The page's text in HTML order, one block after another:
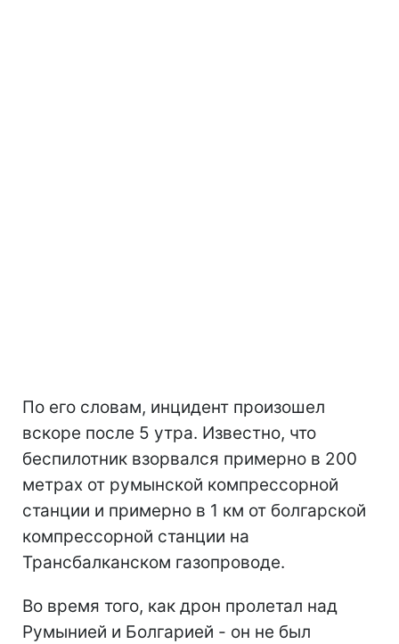
По его словам, инцидент произошел
вскоре после 5 утра. Известно, что
беспилотник взорвался примерно в 200
метрах от румынской компрессорной
станции и примерно в 1 км от болгарской
компрессорной станции на
Трансбалканском газопроводе.
Во время того, как дрон пролетал над
Румынией и Болгарией - он не был